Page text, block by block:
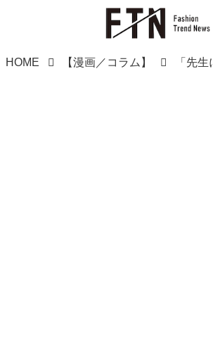
HOME 【漫画／コラム】